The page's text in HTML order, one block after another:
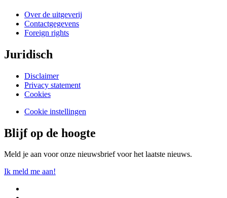
Over de uitgeverij
Contactgegevens
Foreign rights
Juridisch
Disclaimer
Privacy statement
Cookies
Cookie instellingen
Blijf op de hoogte
Meld je aan voor onze nieuwsbrief voor het laatste nieuws.
Ik meld me aan!